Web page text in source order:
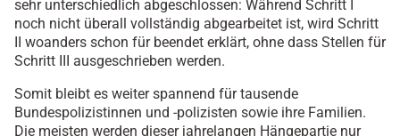
sehr unterschiedlich abgeschlossen: Während Schritt I
noch nicht überall vollständig abgearbeitet ist, wird Schritt
II woanders schon für beendet erklärt, ohne dass Stellen für
Schritt III ausgeschrieben werden.
Somit bleibt es weiter spannend für tausende
Bundespolizistinnen und -polizisten sowie ihre Familien.
Die meisten werden dieser jahrelangen Hängepartie nur